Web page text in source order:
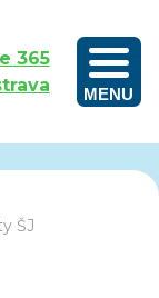
365
MENU
ŠJ